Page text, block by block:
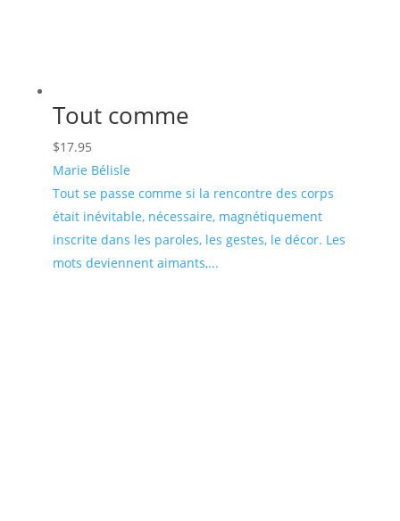
Tout comme
$17.95
Marie Bélisle
Tout se passe comme si la rencontre des corps
était inévitable, nécessaire, magnétiquement
inscrite dans les paroles, les gestes, le décor. Les
mots deviennent aimants,...